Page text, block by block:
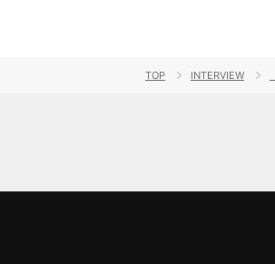
TOP INTERVIEW